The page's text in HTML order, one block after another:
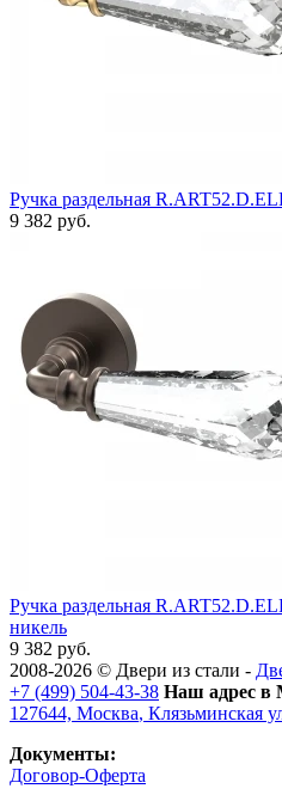
Ручка раздельная
9 382 руб.
Ручка раздельная
никель
9 382 руб.
2008-2026 © Двери из стали -
+7 (499) 504-43-38 Наш адрес в
127644, Москва, Клязьминская
Документы:
Договор-Оферта